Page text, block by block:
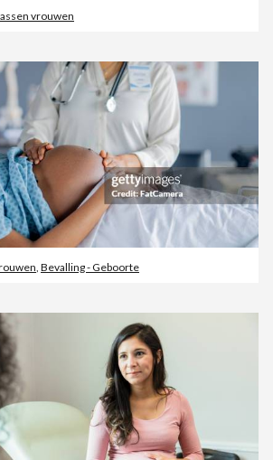
vrouwen
, Bevalling - Geboorte